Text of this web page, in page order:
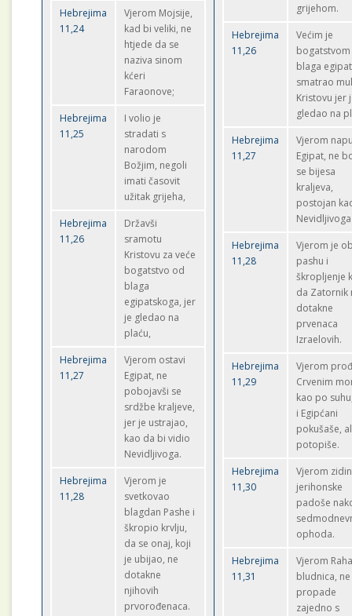
Hebrejima
11,24
Vjerom Mojsije,
kad bi veliki, ne
htjede da se
naziva sinom
kćeri
Faraonove;
Hebrejima
11,25
I volio je
stradati s
narodom
Božjim, negoli
imati časovit
užitak grijeha,
Hebrejima
11,26
Državši
sramotu
Kristovu za veće
bogatstvo od
blaga
egipatskoga, jer
je gledao na
plaću,
Hebrejima
11,27
Vjerom ostavi
Egipat, ne
pobojavši se
srdžbe kraljeve,
jer je ustrajao,
kao da bi vidio
Nevidljivoga.
Hebrejima
11,28
Vjerom je
svetkovao
blagdan Pashe i
škropio krvlju,
da se onaj, koji
je ubijao, ne
dotakne
njihovih
prvorođenaca.
grijehom.
Hebrejima
11,26
Većim je
blaga
smatrao
Kristovu jer
gledao na
Hebrejima
11,27
Vjerom
Egipat, ne
se bijesa
kraljeva,
postojan
Hebrejima
11,28
Vjerom je
pashu i
škropljenje
da Zatornik
dotakne
prvenaca
Izraelovih.
Hebrejima
11,29
Vjerom
Crvenim
kao po
i Egipćani
pokušaše,
potopiše.
Hebrejima
11,30
Vjerom
jerihonske
padoše
ophoda.
Hebrejima
11,31
Vjerom
bludnica, ne
propade
zajedno s